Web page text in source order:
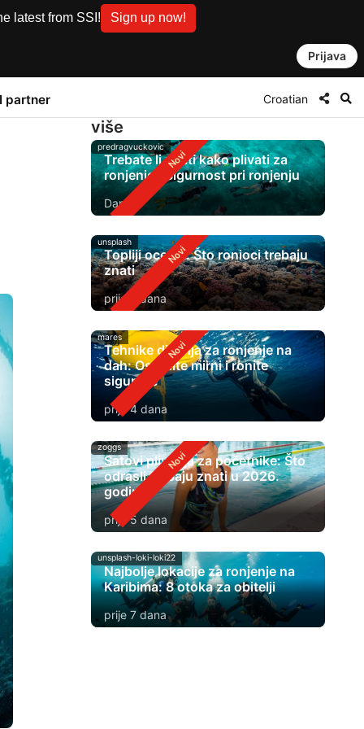
latest from SSI! Sign up now!
Prijava
partner Croatian
više
predragvuckovic
Trebate li znati kako plivati ​​za
ronjenje? Sigurnost pri ronjenju
Danas
unsplash
Topliji oceani: Što ronioci trebaju
znati
prije 2 dana
mares
Tehnike disanja za ronjenje na
dah: Ostanite mirni i ronite
sigurnije
prije 4 dana
zoggs
Satovi plivanja za početnike: Što
odrasli trebaju znati u 2026.
godini
prije 5 dana
unsplash-loki-loki22
Najbolje lokacije za ronjenje na
Karibima: 8 otoka za obitelji
prije 7 dana